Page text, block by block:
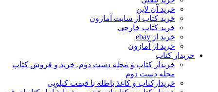
خرید آن لاین
خرید کتاب از سایت آمازون
خرید کتاب خارجی
خرید از ebay
خرید از آمازون
خریدار کتاب
خریدار کتاب و مجله دست دوم, خرید و فروش کتاب
مجله دست دوم
خریدارکتاب و کاغذ باطله با قیمت کیلویی